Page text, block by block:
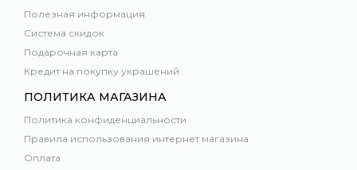
Полезная информация
Система скидок
Подарочная карта
Кредит на покупку украшений
ПОЛИТИКА МАГАЗИНА
Политика конфиденциальности
Правила использования интернет магазина
Оплата